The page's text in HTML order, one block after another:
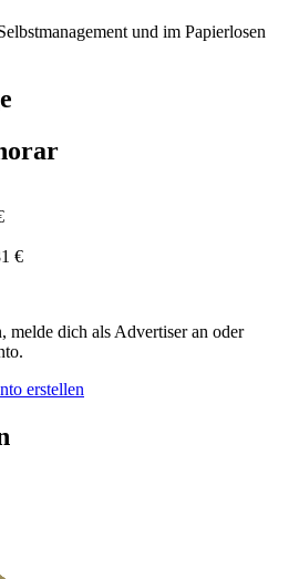
und im Papierlosen
€
melde dich als Advertiser an oder
erstellen